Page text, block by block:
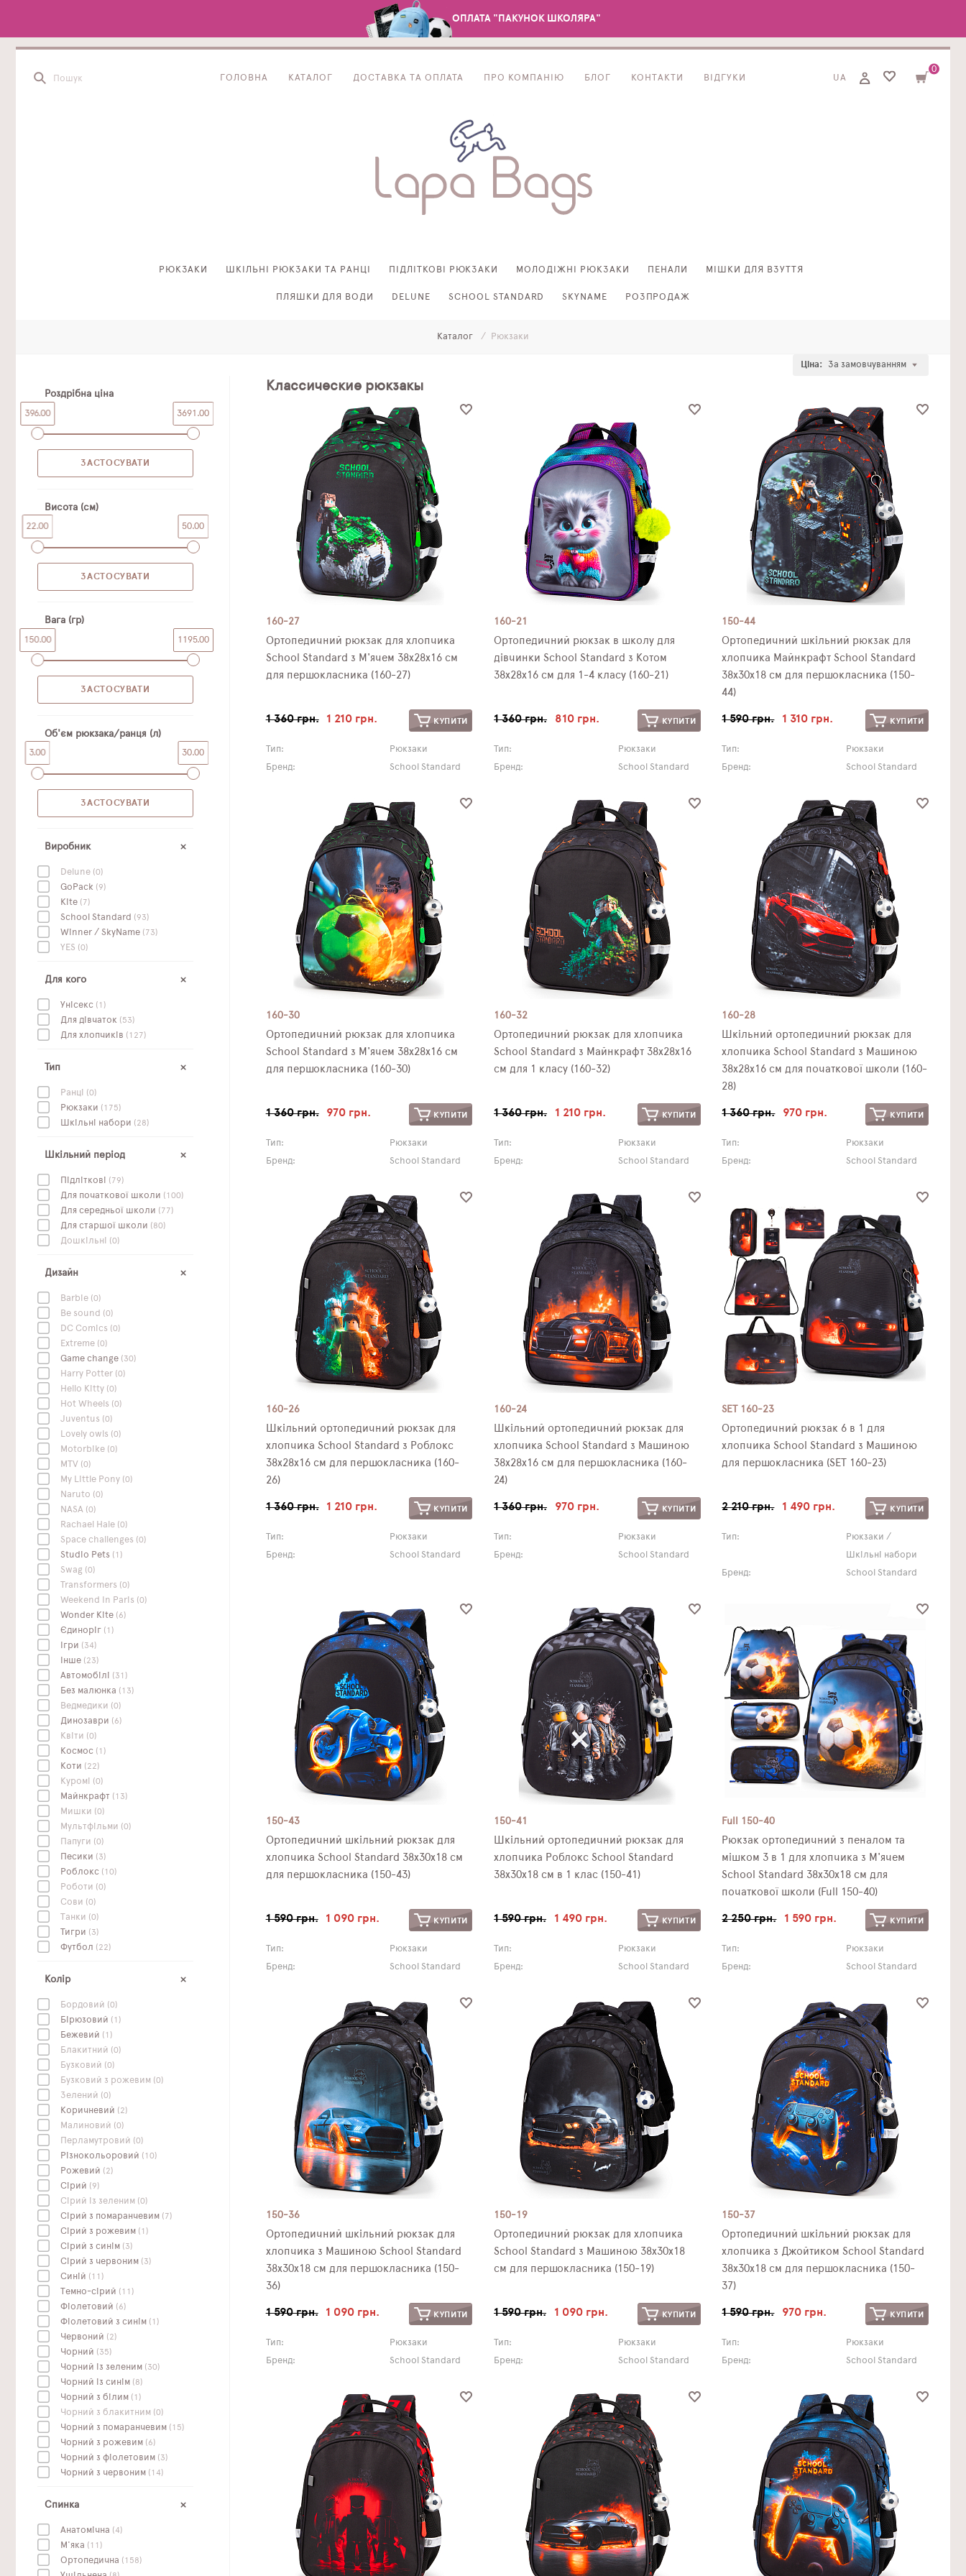
ОПЛАТА "ПАКУНОК ШКОЛЯРА"
ГОЛОВНА КАТАЛОГ ДОСТАВКА ТА ОПЛАТА ПРО КОМПАНІЮ БЛОГ КОНТАКТИ ВІДГУКИ UA
0
РЮКЗАКИ ШКІЛЬНІ РЮКЗАКИ ТА РАНЦІ ПІДЛІТКОВІ РЮКЗАКИ МОЛОДІЖНІ РЮКЗАКИ ПЕНАЛИ МІШКИ ДЛЯ ВЗУТТЯ
ПЛЯШКИ ДЛЯ ВОДИ DELUNE SCHOOL STANDARD SKYNAME РОЗПРОДАЖ
Каталог Рюкзаки
Роздрібна ціна
396.00 3691.00
Висота (см)
22.00 50.00
Вага (гр)
150.00 1195.00
Об'єм рюкзака/ранця (л)
3.00 30.00
Виробник
Delune (0)
GoPack (9)
Kite (7)
School Standard (93)
Winner / SkyName (73)
YES (0)
Для кого
Унісекс (1)
Для дівчаток (53)
Для хлопчиків (127)
Тип
Ранці (0)
Рюкзаки (175)
Шкільні набори (28)
Шкільний період
Підліткові (79)
Для початкової школи (100)
Для середньої школи (77)
Для старшої школи (80)
Дошкільні (0)
Дизайн
Barbie (0)
Be sound (0)
DC Сomics (0)
Extreme (0)
Game change (30)
Harry Potter (0)
Hello Kitty (0)
Hot Wheels (0)
Juventus (0)
Lovely owls (0)
Motorbike (0)
MTV (0)
My Little Pony (0)
Naruto (0)
NASA (0)
Rachael Hale (0)
Space challenges (0)
Studio Pets (1)
Swag (0)
Transformers (0)
Weekend In Paris (0)
Wonder Kite (6)
Єдиноріг (1)
Ігри (34)
Інше (23)
Автомобілі (31)
Без малюнка (13)
Ведмедики (0)
Динозаври (6)
Квіти (0)
Космос (1)
Коти (22)
Куромі (0)
Майнкрафт (13)
Мишки (0)
Мультфільми (0)
Папуги (0)
Песики (3)
Роблокс (10)
Роботи (0)
Сови (0)
Танки (0)
Тигри (3)
Футбол (22)
Колір
Бордовий (0)
Бірюзовий (1)
Бежевий (1)
Блакитний (0)
Бузковий (0)
Бузковий з рожевим (0)
Зелений (0)
Коричневий (2)
Малиновий (0)
Перламутровий (0)
Різнокольоровий (10)
Рожевий (2)
Сірий (9)
Сірий із зеленим (0)
Сірий з помаранчевим (7)
Сірий з рожевим (1)
Сірий з синім (3)
Сірий з червоним (3)
Синій (11)
Темно-сірий (11)
Фіолетовий (6)
Фіолетовий з синім (1)
Червоний (2)
Чорний (35)
Чорний із зеленим (30)
Чорний із синім (8)
Чорний з білим (1)
Чорний з блакитним (0)
Чорний з помаранчевим (15)
Чорний з рожевим (6)
Чорний з фіолетовим (3)
Чорний з червоним (14)
Спинка
Анатомічна (4)
М'яка (11)
Ортопедична (158)
Ціна: За замовчуванням
Классические рюкзакы
160-27
Ортопедичний рюкзак для хлопчика
School Standard з М'ячем 38х28х16 см
для першокласника (160-27)
1 360 грн. 1 210 грн. КУПИТИ
Тип:
Рюкзаки
Бренд:
School Standard
160-21
Ортопедичний рюкзак в школу для
дівчинки School Standard з Котом
38х28х16 см для 1-4 класу (160-21)
1 360 грн. 810 грн. КУПИТИ
Тип:
Рюкзаки
Бренд:
School Standard
150-44
Ортопедичний шкільний рюкзак для
хлопчика Майнкрафт School Standard
38х30х18 см для першокласника (150-
44)
1 590 грн. 1 310 грн. КУПИТИ
Тип:
Рюкзаки
Бренд:
School Standard
160-30
Ортопедичний рюкзак для хлопчика
School Standard з М'ячем 38х28х16 см
для першокласника (160-30)
1 360 грн. 970 грн. КУПИТИ
Тип:
Рюкзаки
Бренд:
School Standard
160-32
Ортопедичний рюкзак для хлопчика
School Standard з Майнкрафт 38х28х16
см для 1 класу (160-32)
1 360 грн. 1 210 грн. КУПИТИ
Тип:
Рюкзаки
Бренд:
School Standard
160-28
Шкільний ортопедичний рюкзак для
хлопчика School Standard з Машиною
38х28х16 см для початкової школи (160-
28)
1 360 грн. 970 грн. КУПИТИ
Тип:
Рюкзаки
Бренд:
School Standard
160-26
Шкільний ортопедичний рюкзак для
хлопчика School Standard з Роблокс
38х28х16 см для першокласника (160-
26)
1 360 грн. 1 210 грн. КУПИТИ
Тип:
Рюкзаки
Бренд:
School Standard
160-24
Шкільний ортопедичний рюкзак для
хлопчика School Standard з Машиною
38х28х16 см для першокласника (160-
24)
1 360 грн. 970 грн. КУПИТИ
Тип:
Рюкзаки
Бренд:
School Standard
SET 160-23
Ортопедичний рюкзак 6 в 1 для
хлопчика School Standard з Машиною
для першокласника (SET 160-23)
2 210 грн. 1 490 грн. КУПИТИ
Тип:
Рюкзаки /
Шкільні набори
Бренд:
School Standard
150-43
Ортопедичний шкільний рюкзак для
хлопчика School Standard 38х30х18 см
для першокласника (150-43)
1 590 грн. 1 090 грн. КУПИТИ
Тип:
Рюкзаки
Бренд:
School Standard
150-41
Шкільний ортопедичний рюкзак для
хлопчика Роблокс School Standard
38х30х18 см в 1 клас (150-41)
1 590 грн. 1 490 грн. КУПИТИ
Тип:
Рюкзаки
Бренд:
School Standard
Full 150-40
Рюкзак ортопедичний з пеналом та
мішком 3 в 1 для хлопчика з М'ячем
School Standard 38х30х18 см для
початкової школи (Full 150-40)
2 250 грн. 1 590 грн. КУПИТИ
Тип:
Рюкзаки
Бренд:
School Standard
150-36
Ортопедичний шкільний рюкзак для
хлопчика з Машиною School Standard
38х30х18 см для першокласника (150-
36)
1 590 грн. 1 090 грн. КУПИТИ
Тип:
Рюкзаки
Бренд:
School Standard
150-19
Ортопедичний рюкзак для хлопчика
School Standard з Машиною 38х30х18
см для першокласника (150-19)
1 590 грн. 1 090 грн. КУПИТИ
Тип:
Рюкзаки
Бренд:
School Standard
150-37
Ортопедичний шкільний рюкзак для
хлопчика з Джойтиком School Standard
38х30х18 см для першокласника (150-
37)
1 590 грн. 970 грн. КУПИТИ
Тип:
Рюкзаки
Бренд:
School Standard